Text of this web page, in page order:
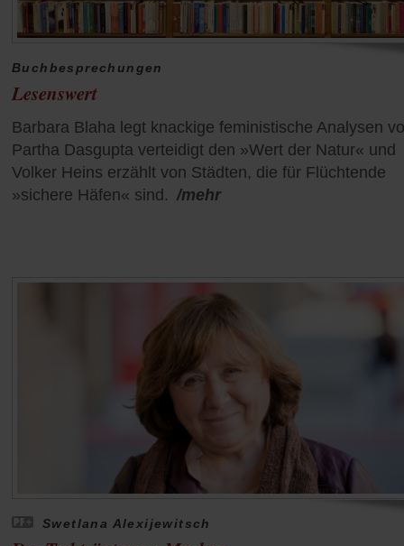
Buchbesprechungen
Lesenswert
Barbara Blaha legt knackige feministische Analysen
Partha Dasgupta verteidigt den »Wert der Natur« und
Volker Heins erzählt von Städten, die für Flüchtende
»sichere Häfen« sind. /mehr
Swetlana Alexijewitsch